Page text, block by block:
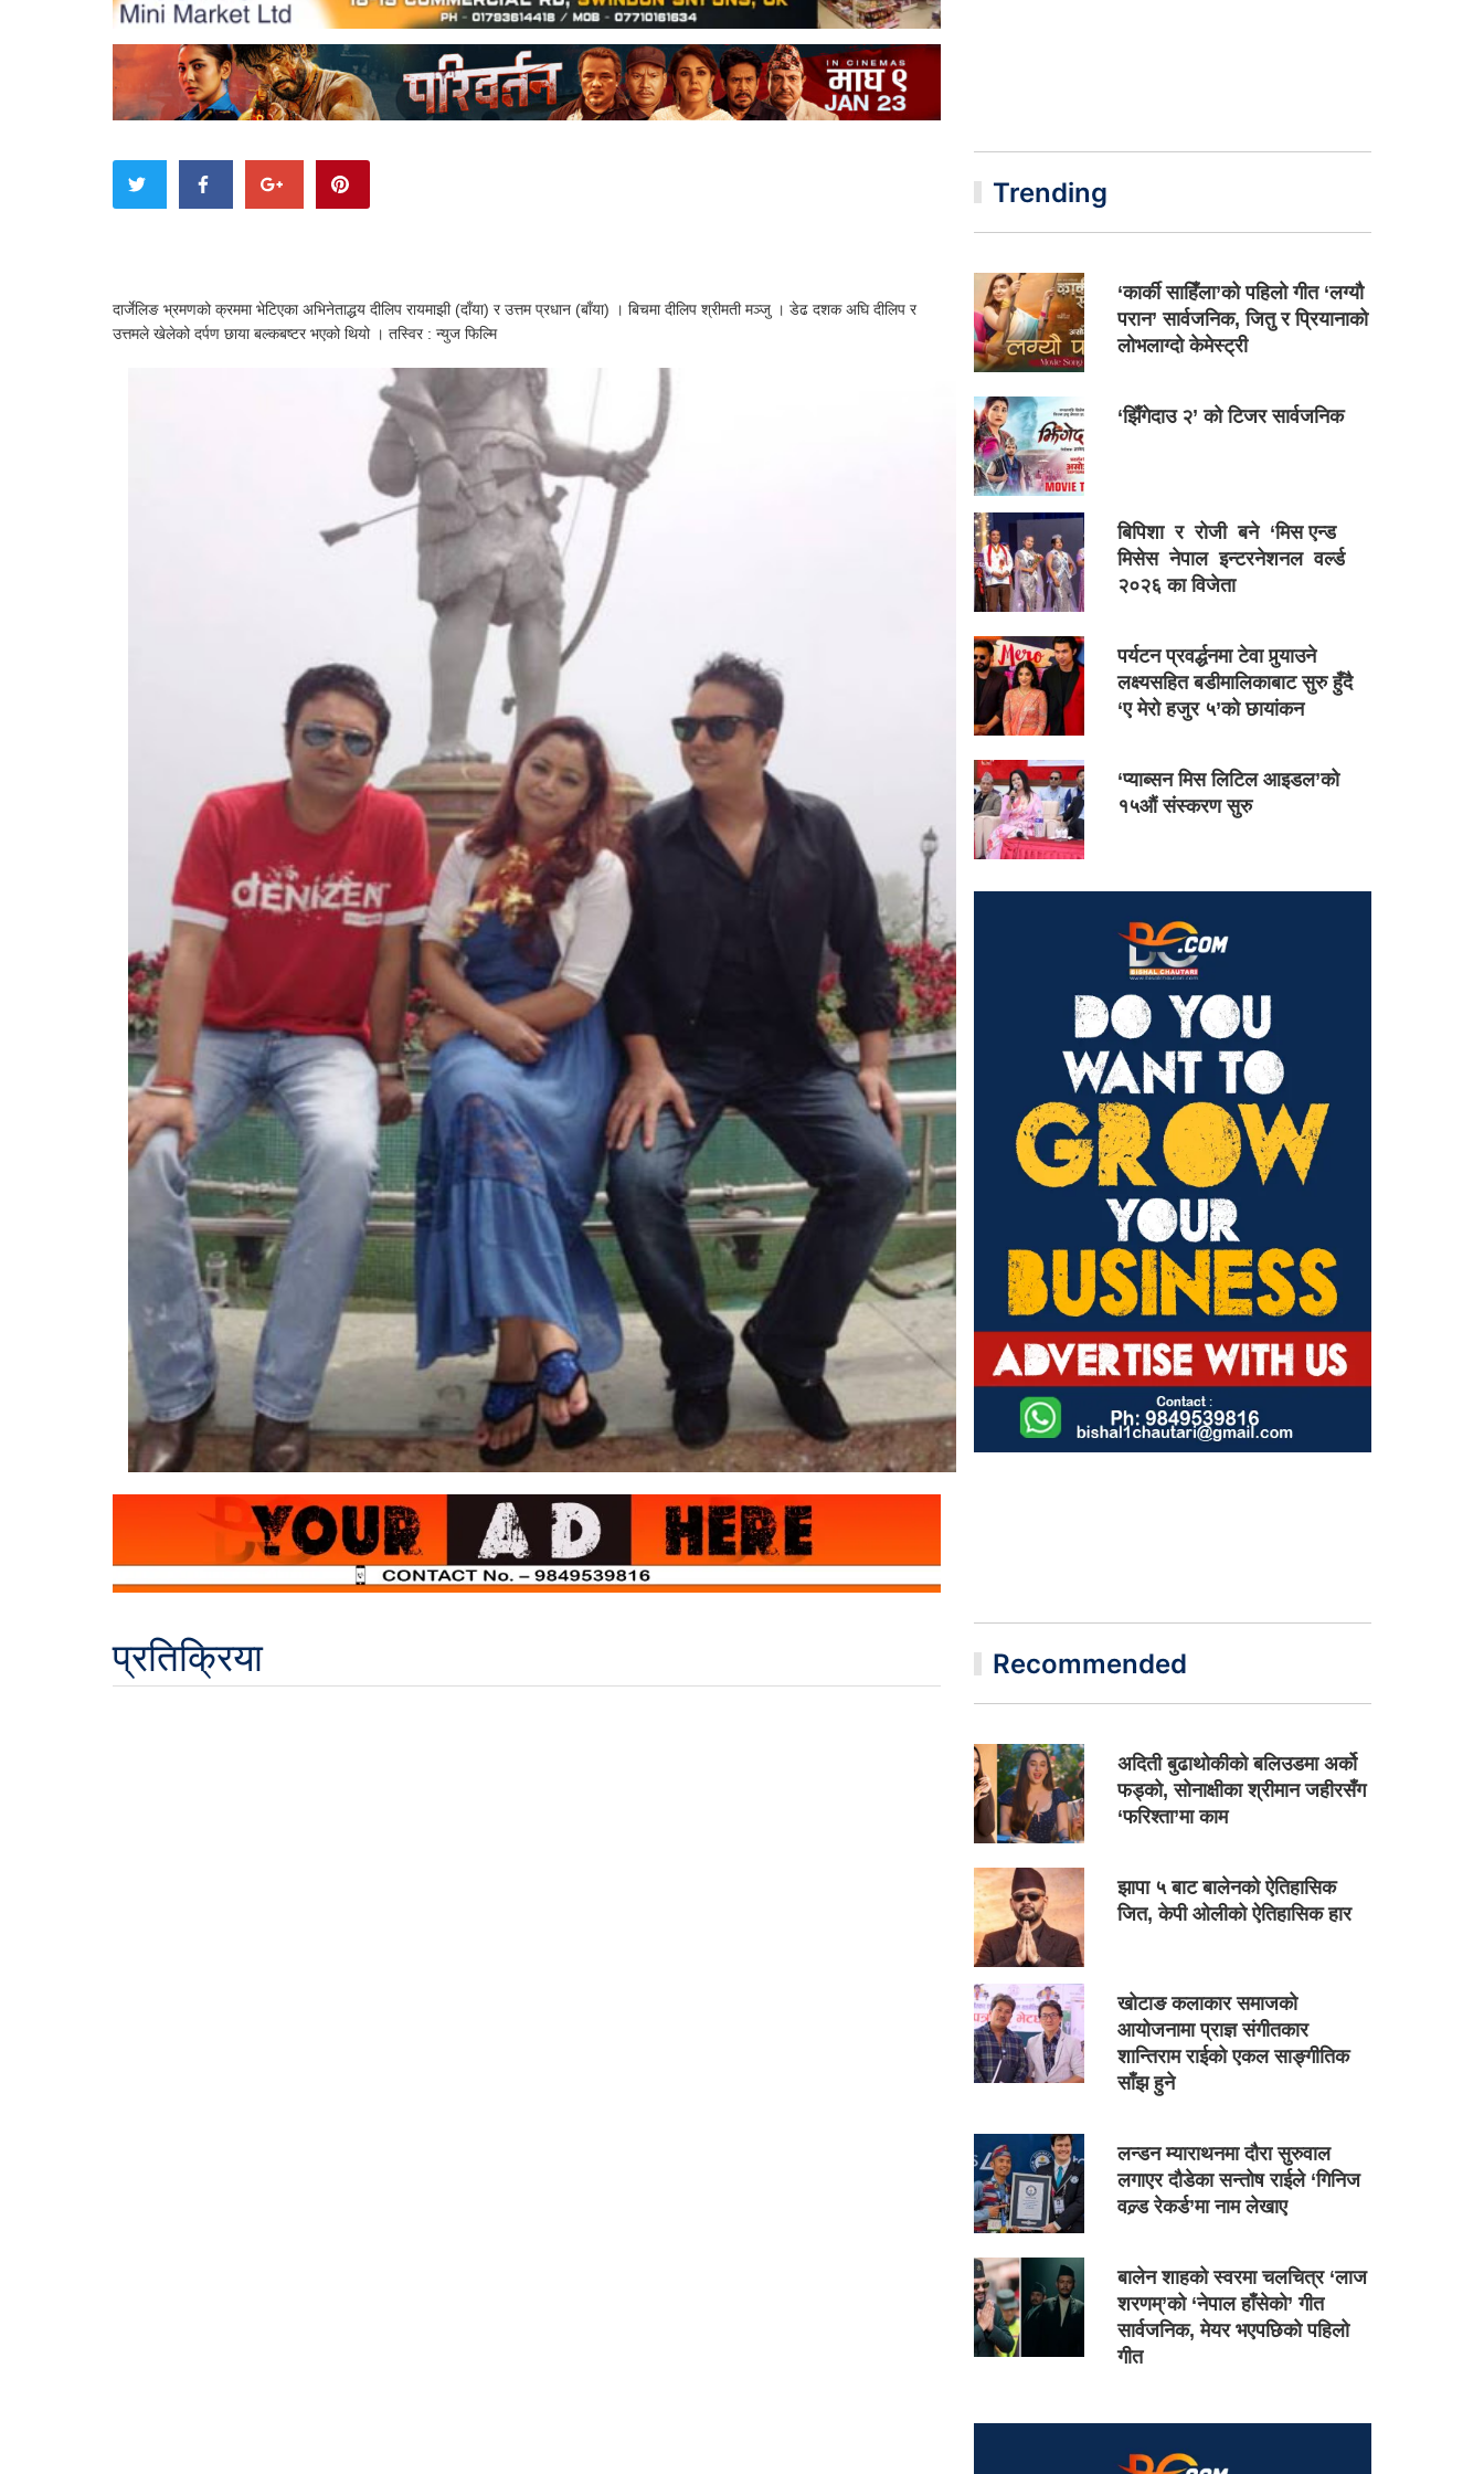
दार्जेलिङ भ्रमणको क्रममा भेटिएका अभिनेताद्धय दीलिप रायमाझी (दाँया) र उत्तम प्रधान (बाँया) । बिचमा दीलिप श्रीमती मञ्जु । डेढ दशक अघि दीलिप र
उत्तमले खेलेको दर्पण छाया बल्कबष्टर भएको थियो । तस्विर : न्युज फिल्मि
प्रतिक्रिया
Trending
‘कार्की साहिँला’को पहिलो गीत ‘लग्यौ
परान’ सार्वजनिक, जितु र प्रियानाको
लोभलाग्दो केमेस्ट्री
‘झिँगेदाउ २’ को टिजर सार्वजनिक
बिपिशा र रोजी बने ‘मिस एन्ड
मिसेस नेपाल इन्टरनेशनल वर्ल्ड
२०२६ का विजेता
पर्यटन प्रवर्द्धनमा टेवा पुर्‍याउने
लक्ष्यसहित बडीमालिकाबाट सुरु हुँदै
‘ए मेरो हजुर ५’को छायांकन
‘प्याब्सन मिस लिटिल आइडल’को
१५औं संस्करण सुरु
Recommended
अदिती बुढाथोकीको बलिउडमा अर्को
फड्को, सोनाक्षीका श्रीमान जहीरसँग
‘फरिश्ता’मा काम
झापा ५ बाट बालेनको ऐतिहासिक
जित, केपी ओलीको ऐतिहासिक हार
खोटाङ कलाकार समाजको
आयोजनामा प्राज्ञ संगीतकार
शान्तिराम राईको एकल साङ्गीतिक
साँझ हुने
लन्डन म्याराथनमा दौरा सुरुवाल
लगाएर दौडेका सन्तोष राईले ‘गिनिज
वल्र्ड रेकर्ड’मा नाम लेखाए
बालेन शाहको स्वरमा चलचित्र ‘लाज
शरणम्’को ‘नेपाल हाँसेको’ गीत
सार्वजनिक, मेयर भएपछिको पहिलो
गीत